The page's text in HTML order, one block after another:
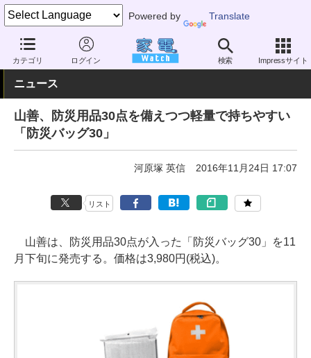
Powered by Translate
カテゴリ ログイン 検索 Impressサイト
家電 Watch その他・家電 防犯・防災用品
ニュース
山善、防災用品30点を備えつつ軽量で持ちやすい
「防災バッグ30」
河原塚 英信 2016年11月24日 17:07
リスト
山善は、防災用品30点が入った「防災バッグ30」を11
月下旬に発売する。価格は3,980円(税込)。